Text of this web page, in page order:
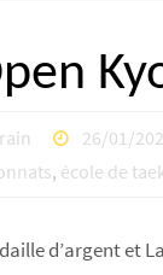
26/01/
, école de
d’argent et